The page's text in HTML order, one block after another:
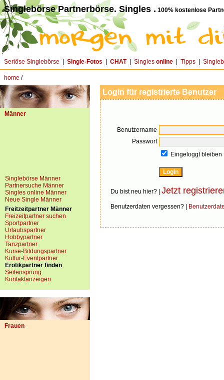
Singlebörse Partnerbörse. Singles . 100% kostenlose
Seriöse Singlebörse Single-Fotos CHAT| Singles online Tipps
home /
Männer
Singlebörse Männer
Partnersuche Männer
Singles online Männer
Neue Single Männer
Freitzeitpartner Männer
Freizeitpartner suchen
Sportpartner
Urlaubspartner
Hobbypartner
Tanzpartner
Kurse-Bildungspartner
Kultur-Eventpartner
Erotikpartner finden
Seitensprung
Kontaktanzeigen
Frauen
Login für registrierte Benutzer
Benutzername
Passwort
Eingeloggt bleiben
Du bist neu hier? | Jetzt
Benutzerdaten vergessen? |